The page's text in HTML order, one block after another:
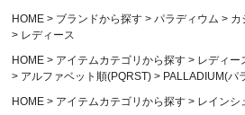
HOME ブランドから探す パラディウム
カ
レディース
HOME
アイテムカテゴリから探す
レディー
アルファベット順(PQRST)
PALLADIUM(パ
HOME
アイテムカテゴリから探す
レインシ